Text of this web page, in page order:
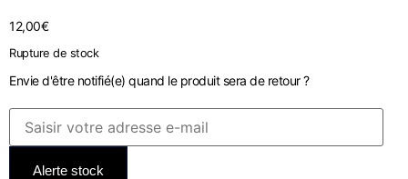
12,00€
Rupture de stock
Envie d'être notifié(e) quand le produit sera de retour ?
Alerte stock